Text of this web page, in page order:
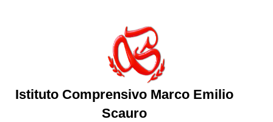
Istituto Comprensivo Marco Emilio
Scauro